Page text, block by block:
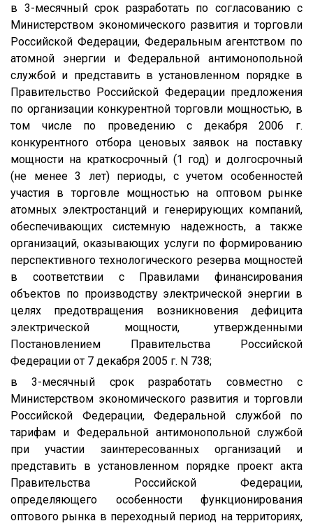
в 3-месячный срок разработать по согласованию с
Министерством экономического развития и торговли
Российской Федерации, Федеральным агентством по
атомной энергии и Федеральной антимонопольной
службой и представить в установленном порядке в
Правительство Российской Федерации предложения
по организации конкурентной торговли мощностью, в
том числе по проведению с декабря 2006 г.
конкурентного отбора ценовых заявок на поставку
мощности на краткосрочный (1 год) и долгосрочный
(не менее 3 лет) периоды, с учетом особенностей
участия в торговле мощностью на оптовом рынке
атомных электростанций и генерирующих компаний,
обеспечивающих системную надежность, а также
организаций, оказывающих услуги по формированию
перспективного технологического резерва мощностей
в соответствии с Правилами финансирования
объектов по производству электрической энергии в
целях предотвращения возникновения дефицита
электрической мощности, утвержденными
Постановлением Правительства Российской
Федерации от 7 декабря 2005 г. N 738;
в 3-месячный срок разработать совместно с
Министерством экономического развития и торговли
Российской Федерации, Федеральной службой по
тарифам и Федеральной антимонопольной службой
при участии заинтересованных организаций и
представить в установленном порядке проект акта
Правительства Российской Федерации,
определяющего особенности функционирования
оптового рынка в переходный период на территориях,